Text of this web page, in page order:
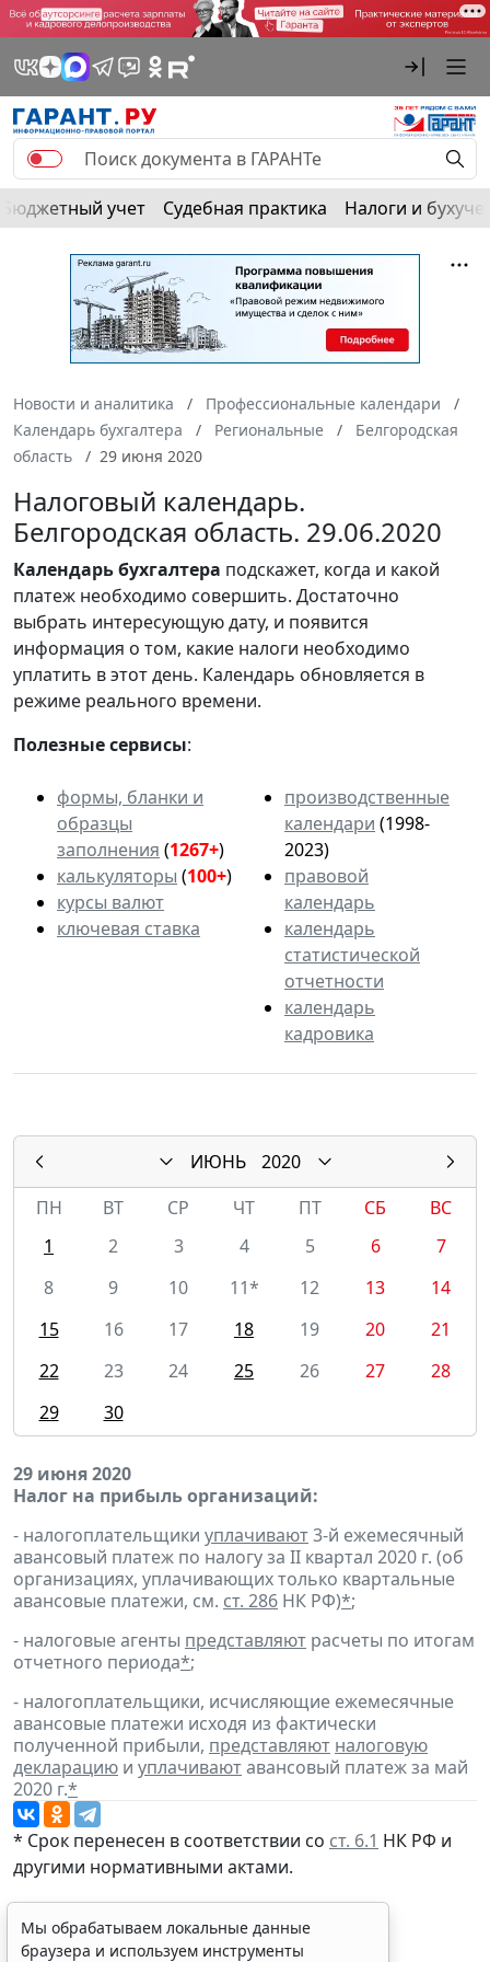
Бюджетный учет Судебная практика Налоги и
Новости и аналитика
Профессиональные календари
Календарь бухгалтера
Региональные
Белгородская
область
29 июня 2020
Налоговый календарь.
Белгородская область. 29.06.2020
Календарьбухгалтера подскажет, когда и какой
платеж необходимо совершить. Достаточно
выбрать интересующую дату, и появится
информация о том, какие налоги необходимо
уплатить в этот день. Календарь обновляется в
режиме реального времени.
Полезные сервисы:
формы, бланки и
образцы
заполнения (1267+)
калькуляторы (100+)
курсы валют
ключевая ставка
производственные
календари (1998-
2023)
правовой
календарь
календарь
статистической
отчетности
календарь
кадровика
ИЮНЬ
2020
ПН
ВТ СР ЧТ ПТ СБ
ВС
1
2 3 4 5 6
7
8
9 10 11* 12 13
14
15
16 17 18 19 20
21
22
23 24 25 26 27
28
29
30
29 июня 2020
Налог на прибыль организаций:
- налогоплательщики уплачивают3-й ежемесячный
авансовый платеж по налогу за II квартал 2020 г. (об
организациях, уплачивающих только квартальные
авансовые платежи, см. ст. 286 НК РФ)*;
- налоговые агенты представляют расчеты по итогам
отчетного периода*;
- налогоплательщики, исчисляющие ежемесячные
авансовые платежи исходя из фактически
полученной прибыли, представляют налоговую
декларацию и уплачиваютавансовый платеж за май
2020 г.*
* Срок перенесен в соответствии со ст. 6.1 НК РФ и
другими нормативными актами.
Мы обрабатываем локальные данные
браузера и используем инструменты